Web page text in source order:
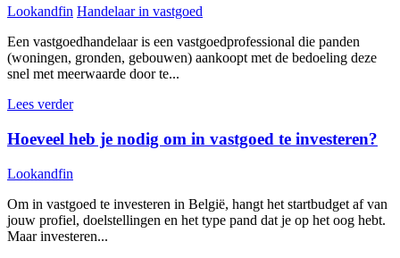
Lookandfin Handelaar in vastgoed
Een vastgoedhandelaar is een vastgoedprofessional die panden
(woningen, gronden, gebouwen) aankoopt met de bedoeling deze
snel met meerwaarde door te...
Lees verder
Hoeveel heb je nodig om in vastgoed te investeren?
Lookandfin
Om in vastgoed te investeren in België, hangt het startbudget af van
jouw profiel, doelstellingen en het type pand dat je op het oog hebt.
Maar investeren...